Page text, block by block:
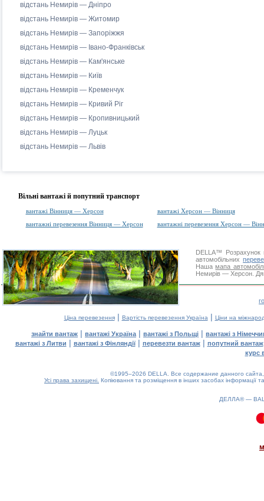
відстань Немирів — Дніпро
відстань Немирів — Житомир
відстань Немирів — Запоріжжя
відстань Немирів — Івано-Франківськ
відстань Немирів — Кам'янське
відстань Немирів — Київ
відстань Немирів — Кременчук
відстань Немирів — Кривий Ріг
відстань Немирів — Кропивницький
відстань Немирів — Луцьк
відстань Немирів — Львів
Вільні вантажі й попутний транспорт
вантажі Вінниця — Херсон
вантажі Херсон — Вінниця
вантажні перевезення Вінниця — Херсон
вантажні перевезення Херсон —
DELLA™
Розрахунок
автомобільних
Нашамапа
Немирів — Херсон.
Ціна перевезення| Вартість перевезення Україна | Ціни на
знайти вантаж | вантажі Україна | вантажі з Польщі | вантажі з
вантажі з Литви | вантажі з Фінляндії| перевезти вантаж| попутний вантаж
курс
©1995–2026 DELLA. Все содержание данного
Усі права захищені. Копіювання та розміщення в інших засобах інформації
ДЕЛЛА® —